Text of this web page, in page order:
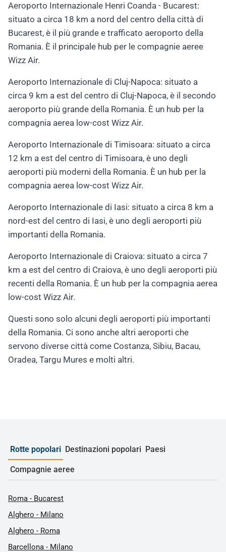
Aeroporto Internazionale Henri Coanda - Bucarest:
situato a circa 18 km a nord del centro della città di
Bucarest, è il più grande e trafficato aeroporto della
Romania. È il principale hub per le compagnie aeree
Wizz Air.
Aeroporto Internazionale di Cluj-Napoca: situato a
circa 9 km a est del centro di Cluj-Napoca, è il secondo
aeroporto più grande della Romania. È un hub per la
compagnia aerea low-cost Wizz Air.
Aeroporto Internazionale di Timisoara: situato a circa
12 km a est del centro di Timisoara, è uno degli
aeroporti più moderni della Romania. È un hub per la
compagnia aerea low-cost Wizz Air.
Aeroporto Internazionale di Iasi: situato a circa 8 km a
nord-est del centro di Iasi, è uno degli aeroporti più
importanti della Romania.
Aeroporto Internazionale di Craiova: situato a circa 7
km a est del centro di Craiova, è uno degli aeroporti più
recenti della Romania. È un hub per la compagnia aerea
low-cost Wizz Air.
Questi sono solo alcuni degli aeroporti più importanti
della Romania. Ci sono anche altri aeroporti che
servono diverse città come Costanza, Sibiu, Bacau,
Oradea, Targu Mures e molti altri.
Rotte popolari Destinazioni popolari Paesi
Compagnie aeree
Roma - Bucarest
Alghero - Milano
Alghero - Roma
Barcellona - Milano